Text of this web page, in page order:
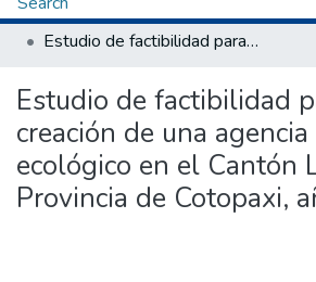
Statistics
Titulación - Ingeniería Comercial
Estudio de factibilidad para la creación de una agencia de turismo ecológico en el Cantón La Maná Provincia de Cotopaxi, año 2008
Estudio de factibilidad
creación de una
ecológico en el Cantón
Provincia de Cotopaxi,